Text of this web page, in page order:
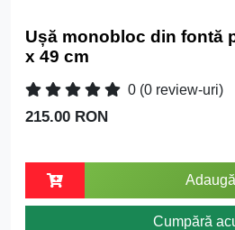
Ușă monobloc din fontă
x 49 cm
0 (0 review-uri)
215.00 RON
Cumpără